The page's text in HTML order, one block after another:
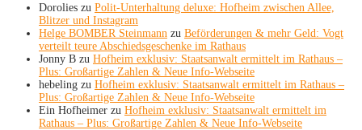
Dorolies zu Polit-Unterhaltung deluxe: Hofheim zwischen Allee,
Blitzer und Instagram
Helge BOMBER Steinmann zu Beförderungen & mehr Geld: Vogt
verteilt teure Abschiedsgeschenke im Rathaus
Jonny B zu Hofheim exklusiv: Staatsanwalt ermittelt im Rathaus –
Plus: Großartige Zahlen & Neue Info-Webseite
hebeling zu Hofheim exklusiv: Staatsanwalt ermittelt im Rathaus –
Plus: Großartige Zahlen & Neue Info-Webseite
Ein Hofheimer zu Hofheim exklusiv: Staatsanwalt ermittelt im
Rathaus – Plus: Großartige Zahlen & Neue Info-Webseite